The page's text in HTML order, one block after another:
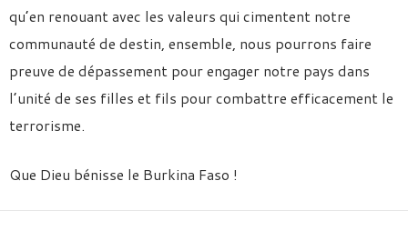
qu’en renouant avec les valeurs qui cimentent notre
communauté de destin, ensemble, nous pourrons faire
preuve de dépassement pour engager notre pays dans
l’unité de ses filles et fils pour combattre efficacement le
terrorisme.
Que Dieu bénisse le Burkina Faso !